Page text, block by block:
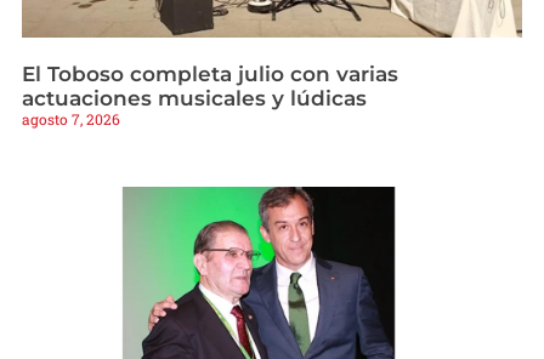
El Toboso completa julio con varias
actuaciones musicales y lúdicas
agosto 7, 2026